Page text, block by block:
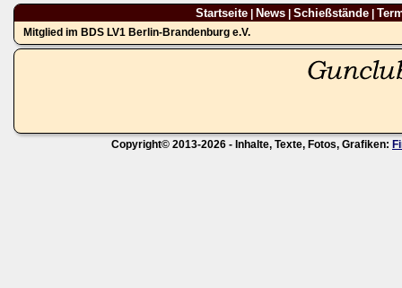
Startseite| News| Schießstände|
Mitglied im BDS LV1 Berlin-Brandenburg e.V.
Copyright© 2013-2026 - Inhalte, Texte, Fotos, Grafiken: